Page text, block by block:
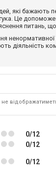
які
Це
питань,
діяльність
0/12
0/12
0/12